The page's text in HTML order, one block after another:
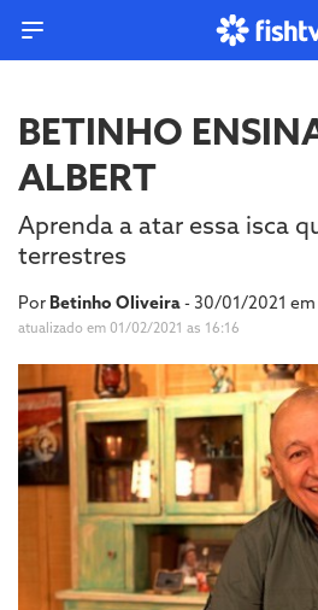
BETINHO
ALBERT
Aprenda a atar essa isca
terrestres
Por Betinho Oliveira- 30/01/2021 em
atualizado em 01/02/2021 as 16:16